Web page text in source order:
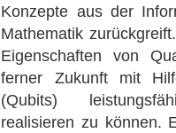
Konzepte aus der
Mathematik
Eigenschaften von
ferner Zukunft mit
(Qubits)
realisieren zu können.